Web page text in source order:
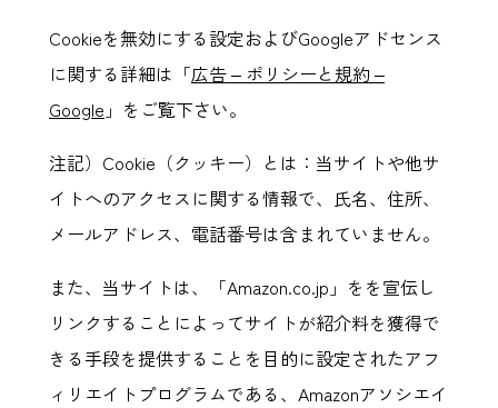
Cookieを無効にする設定およびGoogleアドセンス
に関する詳細は「広告 – ポリシーと規約 –
Google 」をご覧下さい。
注記）Cookie（クッキー）とは：当サイトや他サ
イトへのアクセスに関する情報で、氏名、住所、
メールアドレス、電話番号は含まれていません。
また、当サイトは、「Amazon.co.jp」をを宣伝し
リンクすることによってサイトが紹介料を獲得で
きる手段を提供することを目的に設定されたアフ
ィリエイトプログラムである、Amazonアソシエイ